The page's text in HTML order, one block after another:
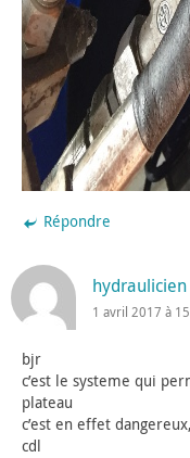
Répondre
hydraulicien
1 avril 2017 à
bjr
c’est le systeme qui
plateau
c’est en effet
cdl